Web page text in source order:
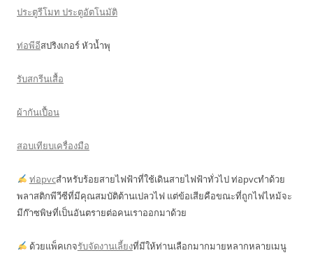
ประตูรีโมท ประตูอัตโนมัติ
ท่อพีอีสปริงเกอร์ หัวน้ำพุ
รับสกรีนเสื้อ
ผ้ากันเปื้อน
สอบเทียบเครื่องมือ
ท่อpvcสำหรับร้อยสายไฟฟ้าที่ใช้เดินสายไฟฟ้าทั่วไป ท่อpvcทำด้วย
พลาสติกพีวีซีที่มีคุณสมบัติต้านเปลวไฟ แต่ข้อเสียคือขณะที่ถูกไฟไหม้จะ
มีก๊าซพิษที่เป็นอันตรายต่อคนเราออกมาด้วย
ด้วยแพ็คเกจรับจัดงานเลี้ยงที่มีให้ท่านเลือกมากมายหลากหลายเมนู